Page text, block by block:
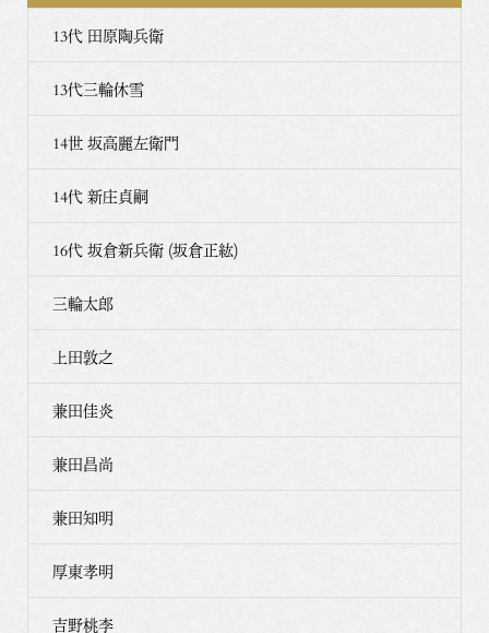
13代 田原陶兵衛
13代三輪休雪
14世 坂高麗左衛門
14代 新庄貞嗣
16代 坂倉新兵衛 (坂倉正紘)
三輪太郎
上田敦之
兼田佳炎
兼田昌尚
兼田知明
厚東孝明
吉野桃李